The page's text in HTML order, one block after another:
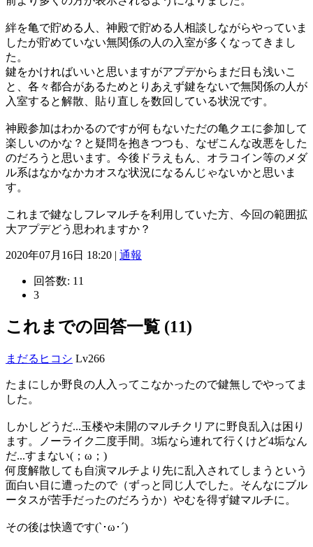
絆を亀で貯める人、神殿で貯める人相談しながらやっていま
したが貯めていない無関係の人の入室が多くなってきまし
た。
鍵をかければいいと思いますがアプデからまだ日も浅いこ
と、各々都合があるためとりあえず鍵をないで無関係の人が
入室すると解散、貼り直しを数回している状況です。
神殿参加はわかるのですが何もないただの亀クエに参加して
楽しいのかな？と疑問を抱きつつも、なぜこんな改悪をした
のだろうと思います。今後ドラえもん、オラコイン等のメダ
ル系はなかなかカオスな状況になるんじゃないかと思いま
す。
これまで鍵なしフレマルチを利用していた方、今回の範囲拡
大アプデどう思われますか？
2020年07月16日 18:20 | 通報
回答数: 11
3
これまでの回答一覧 (11)
まだるヒコシ Lv266
たまにしか野良の人入ってこなかったので鍵無しでやってま
した。
しかしどうだ...玉楼や未開のマルチクリアに野良乱入は困り
ます。ノーライク二度手間。3垢なら連れて行くけど4垢なん
だ...すまない(；ω；)
何度解散しても自演マルチより先に乱入されてしまうという
面白い目に遭ったので（ずっと同じ人でした。そんなにブル
ータスが苦手だったのだろうか）やむを得ず鍵マルチに。
その後は快適です(`･ω･´)